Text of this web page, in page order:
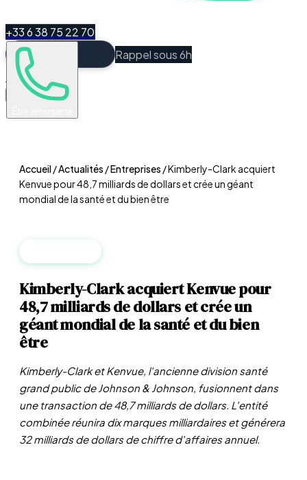
+33 6 38 75 22 70
Rappel sous 6h
Espace Client
Accueil/Actualités /Entreprises /Kimberly-Clark acquiert
Kenvue pour 48,7 milliards de dollars et crée un géant
mondial de la santé et du bien être
Kimberly-Clark acquiert Kenvue pour
48,7 milliards de dollars et crée un
géant mondial de la santé et du bien
être
Kimberly-Clark et Kenvue, l'ancienne division santé
grand public de Johnson & Johnson, fusionnent dans
une transaction de 48,7 milliards de dollars. L'entité
combinée réunira dix marques milliardaires et générera
32 milliards de dollars de chiffre d'affaires annuel.